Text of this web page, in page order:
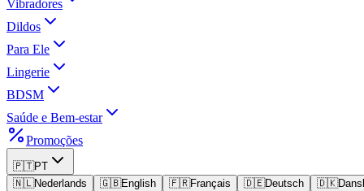
Vibradores
Dildos
Para Ele
Lingerie
BDSM
Saúde e Bem-estar
Promoções
🇵🇹PT
🇳🇱Nederlands 🇬🇧English 🇫🇷Français 🇩🇪Deutsch 🇩🇰